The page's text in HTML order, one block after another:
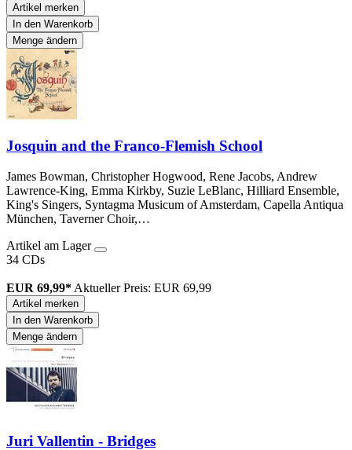
Artikel merken
In den Warenkorb
Menge ändern
Josquin and the Franco-Flemish School
James Bowman, Christopher Hogwood, Rene Jacobs, Andrew
Lawrence-King, Emma Kirkby, Suzie LeBlanc, Hilliard Ensemble,
King's Singers, Syntagma Musicum of Amsterdam, Capella Antiqua
München, Taverner Choir,…
Artikel am Lager
34 CDs
EUR 69,99* Aktueller Preis: EUR 69,99
Artikel merken
In den Warenkorb
Menge ändern
Juri Vallentin - Bridges